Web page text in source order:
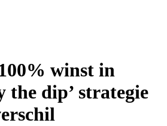
winst in
the dip’ strategie